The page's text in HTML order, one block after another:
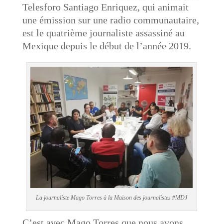
Telesforo Santiago Enriquez, qui animait
une émission sur une radio communautaire,
est le quatrième journaliste assassiné au
Mexique depuis le début de l’année 2019.
La journaliste Mago Torres à la Maison des journalistes #MDJ